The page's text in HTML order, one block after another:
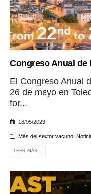
Congreso Anual de
El Congreso Anual
26 de mayo en
for...
18/05/2023
Más del sector vacuno,
LEER MÁS...